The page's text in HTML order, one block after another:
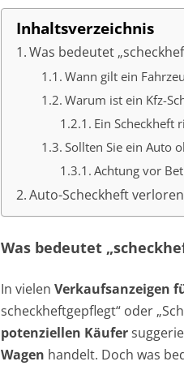
Inhaltsverzeichnis
Was bedeutet
Wann gilt ein
Warum ist ein Kfz-
Ein Scheckheft
Sollten Sie ein Auto
Achtung vor
Auto-Scheckheft
Was bedeutet
In vielen Verkaufsanzeigen
scheckheftgepflegt“ oder
potenziellen Käufer
Wagen handelt. Doch was